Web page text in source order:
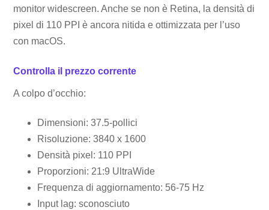
monitor widescreen. Anche se non è Retina, la densità di
pixel di 110 PPI è ancora nitida e ottimizzata per l’uso
con macOS.
Controlla il prezzo corrente
A colpo d’occhio:
Dimensioni: 37.5-pollici
Risoluzione: 3840 x 1600
Densità pixel: 110 PPI
Proporzioni: 21:9 UltraWide
Frequenza di aggiornamento: 56-75 Hz
Input lag: sconosciuto